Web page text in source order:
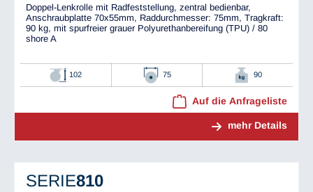
Doppel-Lenkrolle mit Radfeststellung, zentral bedienbar,
Anschraubplatte 70x55mm, Raddurchmesser: 75mm, Tragkraft:
90 kg, mit spurfreier grauer Polyurethanbereifung (TPU) / 80
shore A
102 75 90
Auf die Anfrageliste
mehr Details
SERIE810